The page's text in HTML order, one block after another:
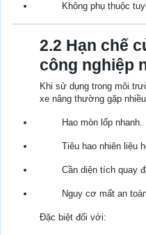
Không phụ thuộc
2.2 Hạn chế
công nghiệp
Khi sử dụng trong môi
xe nâng thường gặp
Hao mòn lốp nhanh.
Tiêu hao nhiên liệu
Cần diện tích quay
Nguy cơ mất an
Đặc biệt đối với: